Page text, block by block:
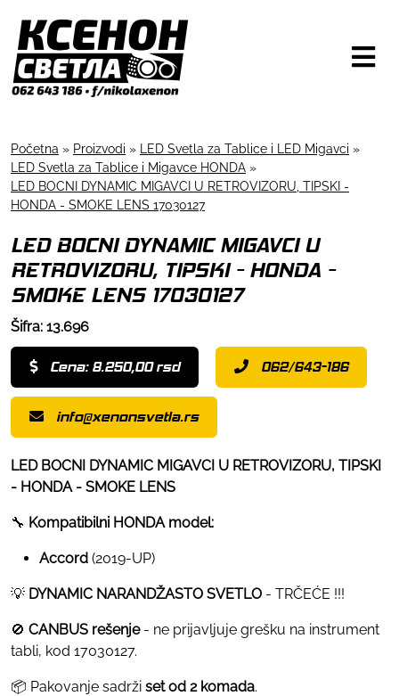
Početna » Proizvodi » LED Svetla za Tablice i LED Migavci »
LED Svetla za Tablice i Migavce HONDA »
LED BOCNI DYNAMIC MIGAVCI U RETROVIZORU, TIPSKI -
HONDA - SMOKE LENS 17030127
LED BOCNI DYNAMIC MIGAVCI U
RETROVIZORU, TIPSKI - HONDA -
SMOKE LENS 17030127
Šifra: 13.696
Cena: 8.250,00 rsd 062/643-186
info@xenonsvetla.rs
LED BOCNI DYNAMIC MIGAVCI U RETROVIZORU, TIPSKI
- HONDA - SMOKE LENS
🔧 Kompatibilni HONDA model:
Accord (2019-UP)
💡 DYNAMIC NARANDŽASTO SVETLO - TRČEĆE !!!
🚫 CANBUS rešenje- ne prijavljuje grešku na instrument
tabli, kod 17030127.
📦 Pakovanje sadrži set od 2 komada.